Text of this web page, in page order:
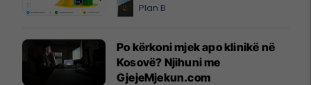
Plan B
Po kërkoni mjek apo klinikë në
Kosovë? Njihuni me
GjejeMjekun.com